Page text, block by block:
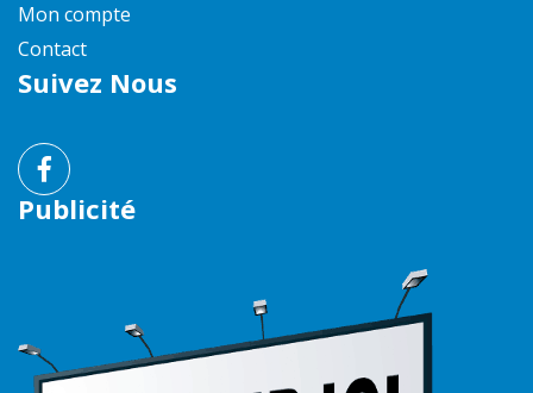
Mon compte
Contact
Suivez Nous
Publicité